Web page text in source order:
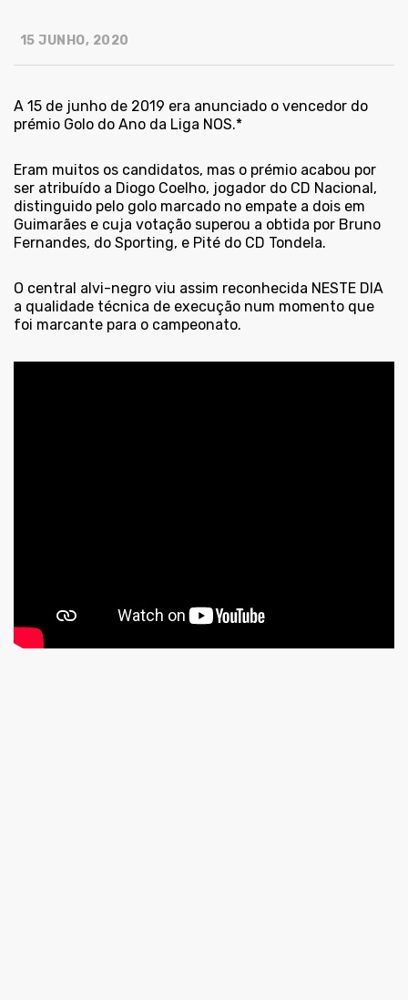
15 JUNHO, 2020
A 15 de junho de 2019 era anunciado o vencedor do
prémio Golo do Ano da Liga NOS.*
Eram muitos os candidatos, mas o prémio acabou por
ser atribuído a Diogo Coelho, jogador do CD Nacional,
distinguido pelo golo marcado no empate a dois em
Guimarães e cuja votação superou a obtida por Bruno
Fernandes, do Sporting, e Pité do CD Tondela.
O central alvi-negro viu assim reconhecida NESTE DIA
a qualidade técnica de execução num momento que
foi marcante para o campeonato.